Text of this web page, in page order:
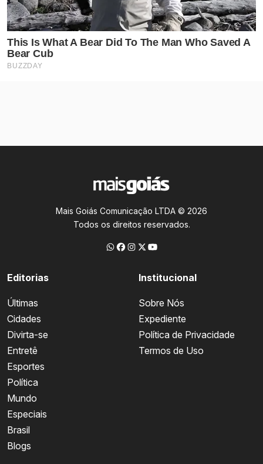
Mais Goiás Comunicação LTDA © 2026
Todos os direitos reservados.
Editorias
Últimas
Cidades
Divirta-se
Entretê
Esportes
Política
Mundo
Especiais
Brasil
Blogs
Institucional
Sobre Nós
Expediente
Política de Privacidade
Termos de Uso